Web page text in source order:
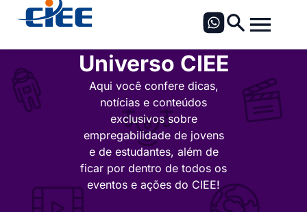
Universo CIEE
Aqui você confere dicas,
notícias e conteúdos
exclusivos sobre
empregabilidade de jovens
e de estudantes, além de
ficar por dentro de todos os
eventos e ações do CIEE!